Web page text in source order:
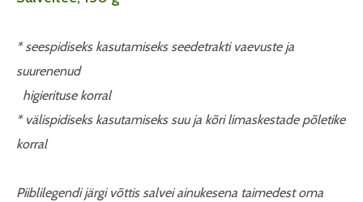
* seespidiseks kasutamiseks seedetrakti vaevuste ja
suurenenud
higierituse korral
* välispidiseks kasutamiseks suu ja kõri limaskestade põletike
korral
Piiblilegendi järgi võttis salvei ainukesena taimedest oma